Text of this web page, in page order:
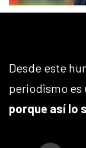
Desde este
periodismo es
porque así lo